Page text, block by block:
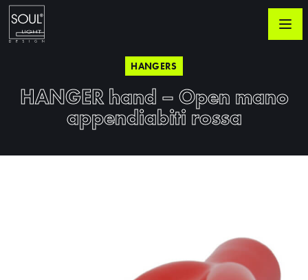
HANGERS
HANGER hand – Open mano
appendiabiti rossa